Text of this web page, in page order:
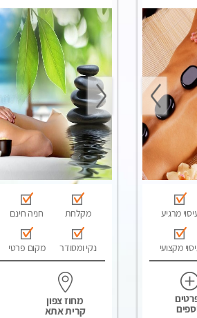
מרגיע
מקצועי
בלבד
מקלחת חניה חינם
נקי ומסודר מקום פרטי
מחוז צפון
קרית אתא